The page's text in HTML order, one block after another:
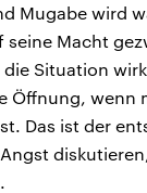
Mugabe wird
seine Macht
Situation
Öffnung, wenn
Das ist der